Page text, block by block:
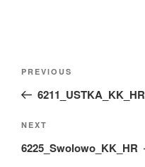
Previous
Post
PREVIOUS
6211_USTKA_KK_HR
Next
Post
NEXT
6225_Swolowo_KK_HR